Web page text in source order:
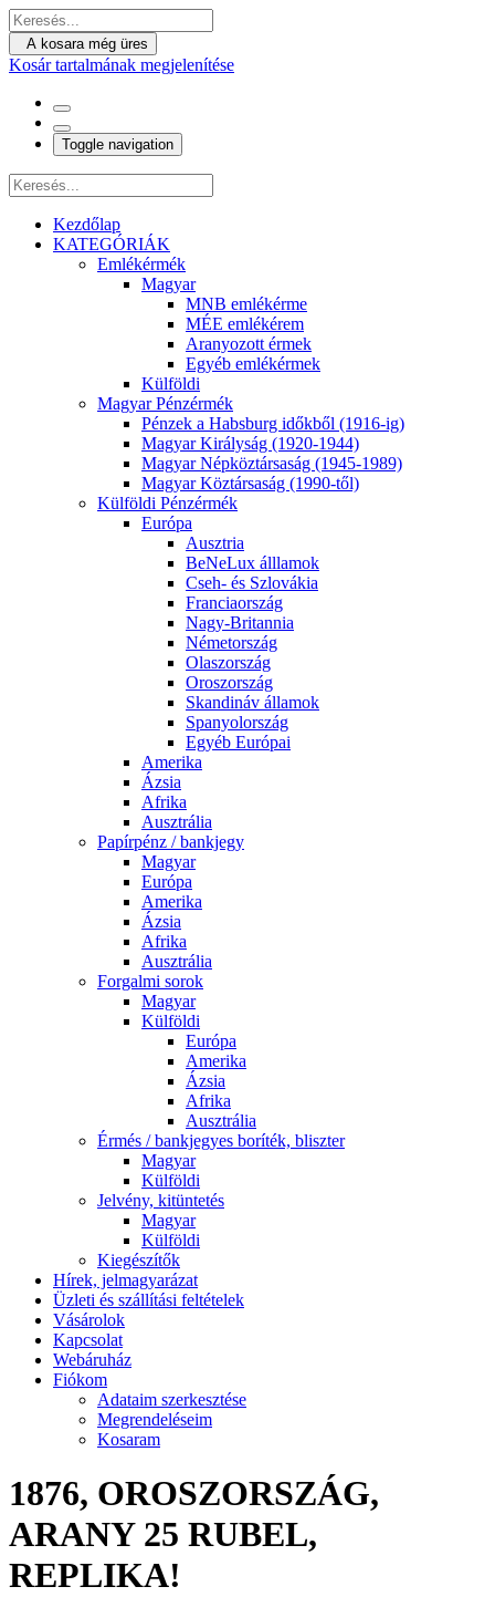
A kosara még üres
Kosár tartalmának megjelenítése
Toggle navigation
Kezdőlap
KATEGÓRIÁK
Emlékérmék
Magyar
MNB emlékérme
MÉE emlékérem
Aranyozott érmek
Egyéb emlékérmek
Külföldi
Magyar Pénzérmék
Pénzek a Habsburg időkből (1916-ig)
Magyar Királyság (1920-1944)
Magyar Népköztársaság (1945-1989)
Magyar Köztársaság (1990-től)
Külföldi Pénzérmék
Európa
Ausztria
BeNeLux álllamok
Cseh- és Szlovákia
Franciaország
Nagy-Britannia
Németország
Olaszország
Oroszország
Skandináv államok
Spanyolország
Egyéb Európai
Amerika
Ázsia
Afrika
Ausztrália
Papírpénz / bankjegy
Magyar
Európa
Amerika
Ázsia
Afrika
Ausztrália
Forgalmi sorok
Magyar
Külföldi
Európa
Amerika
Ázsia
Afrika
Ausztrália
Érmés / bankjegyes boríték, bliszter
Magyar
Külföldi
Jelvény, kitüntetés
Magyar
Külföldi
Kiegészítők
Hírek, jelmagyarázat
Üzleti és szállítási feltételek
Vásárolok
Kapcsolat
Webáruház
Fiókom
Adataim szerkesztése
Megrendeléseim
Kosaram
1876, OROSZORSZÁG,
ARANY 25 RUBEL,
REPLIKA!